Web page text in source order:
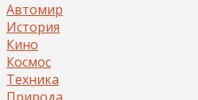
Автомир
История
Кино
Космос
Техника